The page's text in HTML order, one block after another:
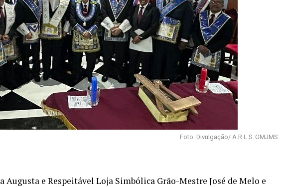
Foto: Divulgação/ A.R.L.S. GMJMS
Augusta e Respeitável Loja Simbólica Grão-Mestre José de Melo e